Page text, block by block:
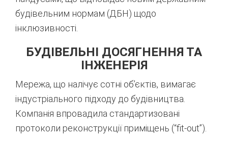
будівельним нормам (ДБН) щодо
інклюзивності.
БУДІВЕЛЬНІ ДОСЯГНЕННЯ ТА
ІНЖЕНЕРІЯ
Мережа, що налічує сотні об’єктів, вимагає
індустріального підходу до будівництва.
Компанія впровадила стандартизовані
протоколи реконструкції приміщень (“fit-out”).